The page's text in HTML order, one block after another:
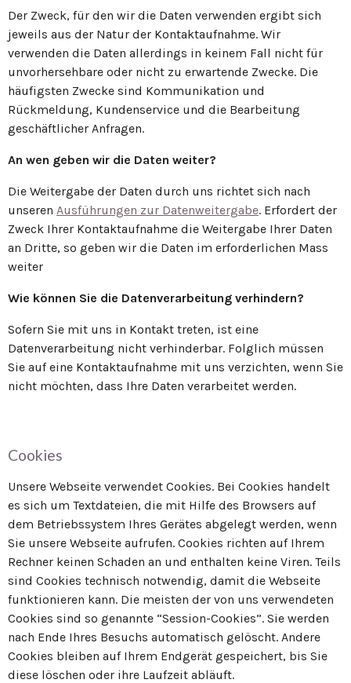
Der Zweck, für den wir die Daten verwenden ergibt sich
jeweils aus der Natur der Kontaktaufnahme. Wir
verwenden die Daten allerdings in keinem Fall nicht für
unvorhersehbare oder nicht zu erwartende Zwecke. Die
häufigsten Zwecke sind Kommunikation und
Rückmeldung, Kundenservice und die Bearbeitung
geschäftlicher Anfragen.
An wen geben wir die Daten weiter?
Die Weitergabe der Daten durch uns richtet sich nach
unseren Ausführungen zur Datenweitergabe. Erfordert der
Zweck Ihrer Kontaktaufnahme die Weitergabe Ihrer Daten
an Dritte, so geben wir die Daten im erforderlichen Mass
weiter
Wie können Sie die Datenverarbeitung verhindern?
Sofern Sie mit uns in Kontakt treten, ist eine
Datenverarbeitung nicht verhinderbar. Folglich müssen
Sie auf eine Kontaktaufnahme mit uns verzichten, wenn Sie
nicht möchten, dass Ihre Daten verarbeitet werden.
Cookies
Unsere Webseite verwendet Cookies. Bei Cookies handelt
es sich um Textdateien, die mit Hilfe des Browsers auf
dem Betriebssystem Ihres Gerätes abgelegt werden, wenn
Sie unsere Webseite aufrufen. Cookies richten auf Ihrem
Rechner keinen Schaden an und enthalten keine Viren. Teils
sind Cookies technisch notwendig, damit die Webseite
funktionieren kann. Die meisten der von uns verwendeten
Cookies sind so genannte “Session-Cookies”. Sie werden
nach Ende Ihres Besuchs automatisch gelöscht. Andere
Cookies bleiben auf Ihrem Endgerät gespeichert, bis Sie
diese löschen oder ihre Laufzeit abläuft.